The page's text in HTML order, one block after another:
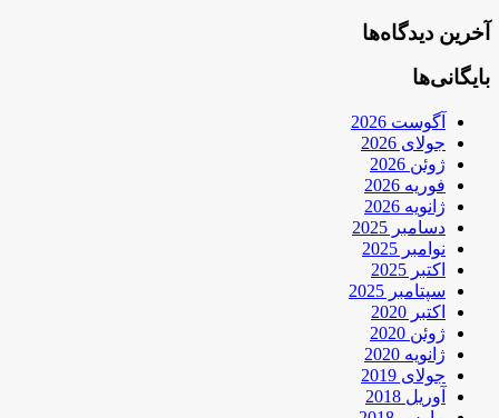
آخرین دیدگاه‌ها
بایگانی‌ها
آگوست 2026
جولای 2026
ژوئن 2026
فوریه 2026
ژانویه 2026
دسامبر 2025
نوامبر 2025
اکتبر 2025
سپتامبر 2025
اکتبر 2020
ژوئن 2020
ژانویه 2020
جولای 2019
آوریل 2018